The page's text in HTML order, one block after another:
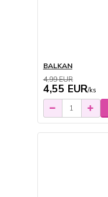
BALKAN
4,99 EUR
4,55 EUR/ks